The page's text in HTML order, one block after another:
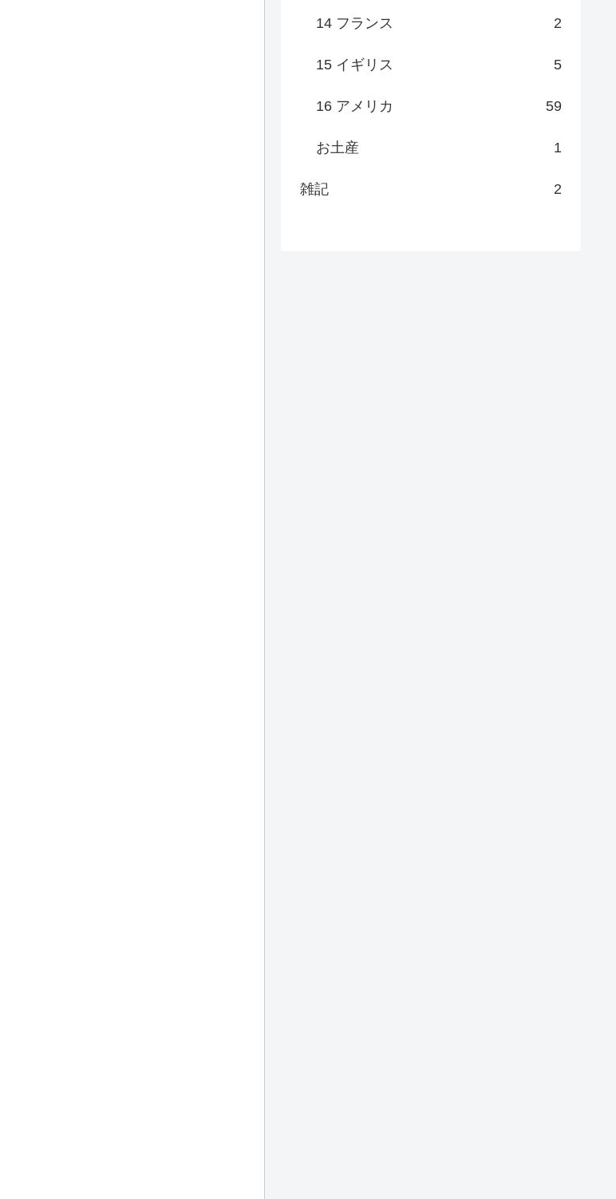
14 フランス 2
15 イギリス 5
16 アメリカ 59
お土産 1
雑記 2